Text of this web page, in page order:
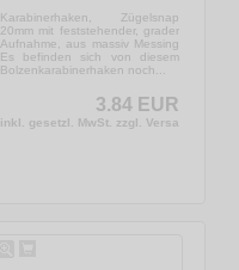
Karabinerhaken, Zügelsnap
20mm mit feststehender, grader
Aufnahme, aus massiv Messing
Es befinden sich von diesem
Bolzenkarabinerhaken noch...
3.84 EUR
inkl. gesetzl. MwSt. zzgl. Versandkosten